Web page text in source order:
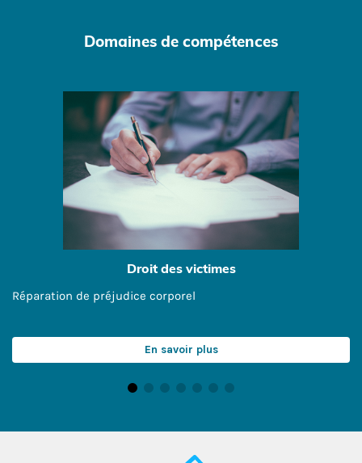
Domaines de compétences
Droit des victimes
Réparation de préjudice corporel
En savoir plus